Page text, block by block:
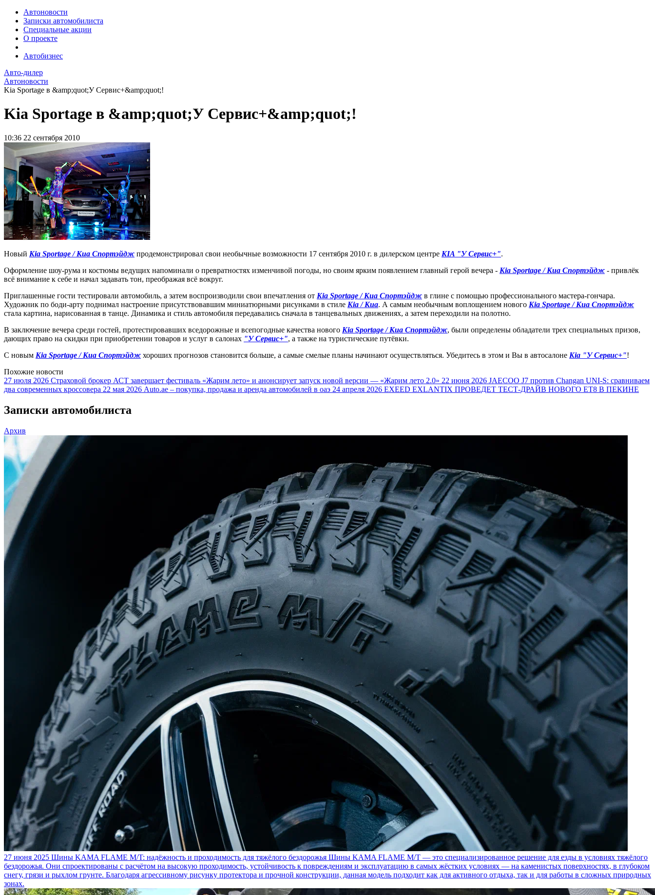
Автоновости
Записки автомобилиста
Специальные акции
О проекте
Автобизнес
Авто-дилер
Автоновости
Kia Sportage в &amp;quot;У Сервис+&amp;quot;!
Kia Sportage в &amp;quot;У Сервис+&amp;quot;!
10:36 22 сентября 2010
Новый Kia Sportage / Киа Спортэйдж продемонстрировал свои необычные возможности 17 сентября 2010 г. в дилерском центре KIA "У Сервис+".
Оформление шоу-рума и костюмы ведущих напоминали о превратностях изменчивой погоды, но своим ярким появлением главный герой вечера - Kia Sportage / Киа Спортэйдж - привлёк
всё внимание к себе и начал задавать тон, преображая всё вокруг.
Приглашенные гости тестировали автомобиль, а затем воспроизводили свои впечатления от Kia Sportage / Киа Спортэйдж в глине с помощью профессионального мастера-гончара.
Художник по боди-арту поднимал настроение присутствовавшим миниатюрными рисунками в стиле Kia / Киа. А самым необычным воплощением нового Kia Sportage / Киа Спортэйдж
стала картина, нарисованная в танце. Динамика и стиль автомобиля передавались сначала в танцевальных движениях, а затем переходили на полотно.
В заключение вечера среди гостей, протестировавших вседорожные и всепогодные качества нового Kia Sportage / Киа Спортэйдж, были определены обладатели трех специальных призов,
дающих право на скидки при приобретении товаров и услуг в салонах "У Сервис+", а также на туристические путёвки.
С новым Kia Sportage / Киа Спортэйдж хороших прогнозов становится больше, а самые смелые планы начинают осуществляться. Убедитесь в этом и Вы в автосалоне Kia "У Сервис+"!
Похожие новости
27 июля 2026 Страховой брокер АСТ завершает фестиваль «Жарим лето» и анонсирует запуск новой версии — «Жарим лето 2.0» 22 июня 2026 JAECOO J7 против Changan UNI-S: сравниваем
два современных кроссовера 22 мая 2026 Auto.ae – покупка, продажа и аренда автомобилей в оаэ 24 апреля 2026 EXEED EXLANTIX ПРОВЕДЕТ ТЕСТ-ДРАЙВ НОВОГО ET8 В ПЕКИНЕ
Записки автомобилиста
Архив
27 июня 2025 Шины KAMA FLAME M/T: надёжность и проходимость для тяжёлого бездорожья Шины KAMA FLAME M/T — это специализированное решение для езды в условиях тяжёлого
бездорожья. Они спроектированы с расчётом на высокую проходимость, устойчивость к повреждениям и эксплуатацию в самых жёстких условиях — на каменистых поверхностях, в глубоком
снегу, грязи и рыхлом грунте. Благодаря агрессивному рисунку протектора и прочной конструкции, данная модель подходит как для активного отдыха, так и для работы в сложных природных
зонах.